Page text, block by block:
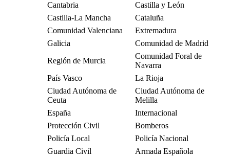
Cantabria
Castilla y León
Castilla-La Mancha
Cataluña
Comunidad Valenciana
Extremadura
Galicia
Comunidad de Madrid
Región de Murcia
Comunidad Foral de
Navarra
País Vasco
La Rioja
Ciudad Autónoma de
Ceuta
Ciudad Autónoma de
Melilla
España
Internacional
Protección Civil
Bomberos
Policía Local
Policía Nacional
Guardia Civil
Armada Española